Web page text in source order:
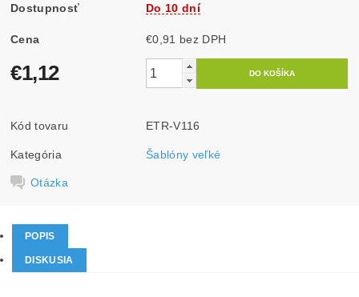
Dostupnosť Do 10 dní
Cena €0,91 bez DPH
€1,12
Kód tovaru ETR-V116
Kategória Šablóny veľké
Otázka
POPIS
DISKUSIA